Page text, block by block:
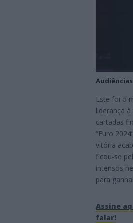
Este foi o
liderança
cartadas
“Euro
vitória
ficou-se
intensos
para
Assine
falar!